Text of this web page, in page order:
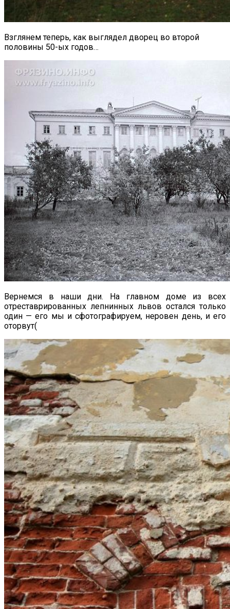
Взглянем теперь, как выглядел дворец во второй
половины 50-ых годов…
Вернемся в наши дни. На главном доме из всех
отреставрированных лепнинных львов остался только
один — его мы и сфотографируем, неровен день, и его
оторвут(